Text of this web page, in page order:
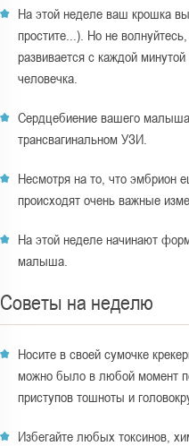
На этой неделе ваш крошка
простите...). Но не
развивается с каждой
человечка.
Сердцебиение вашего
трансвагинальном УЗИ.
Несмотря на то, что эмбрион
происходят очень важные
На этой неделе начинают
малыша.
Советы на неделю
Носите в своей сумочке
можно было в любой момент
приступов тошноты и
Избегайте любых токсинов,